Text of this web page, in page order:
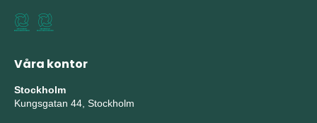
Våra kontor
Stockholm
Kungsgatan 44, Stockholm